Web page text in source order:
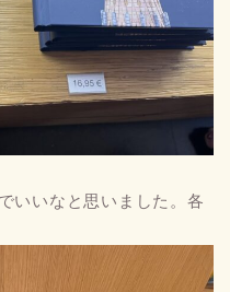
いいなと思いました。各